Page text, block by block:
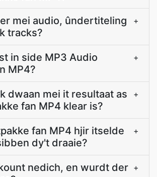
mei audio, ûndertiteling
tracks?
+
in side MP3 Audio
MP4?
+
dwaan mei it resultaat as
fan MP4 klear is?
+
fan MP4 hjir itselde
dy't draaie?
+
nedich, en wurdt der +